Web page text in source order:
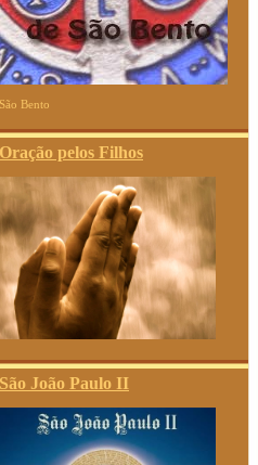
São Bento
Oração pelos Filhos
São João Paulo II